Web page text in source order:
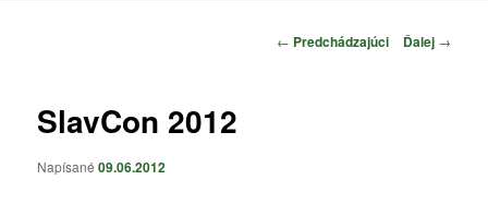
Navigácia
← Predchádzajúci Ďalej →
SlavCon 2012
Napísané09.06.2012